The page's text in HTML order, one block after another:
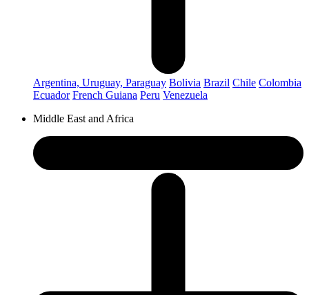
Argentina, Uruguay, Paraguay Bolivia Brazil Chile Colombia
Ecuador French Guiana Peru Venezuela
Middle East and Africa